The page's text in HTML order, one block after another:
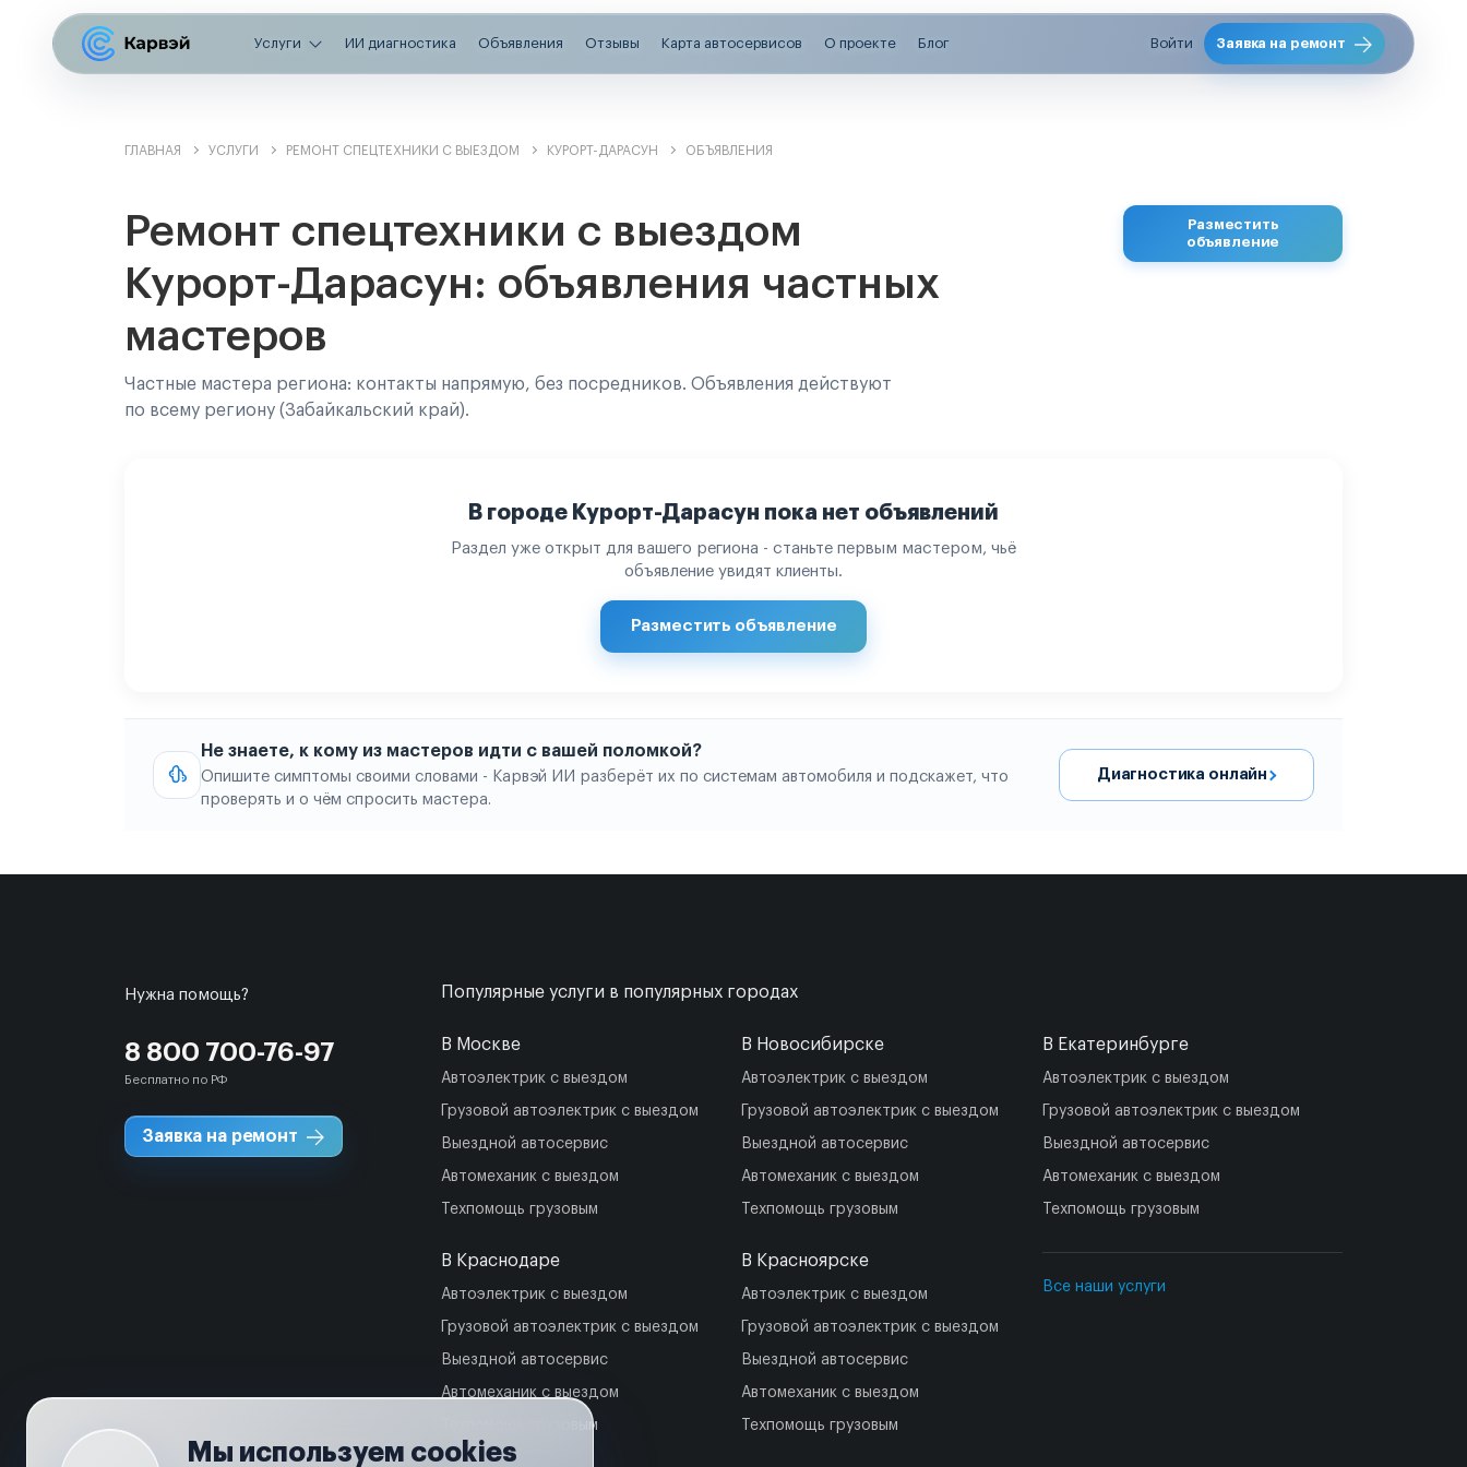
Услуги ИИ диагностика Объявления Отзывы Карта автосервисов О проекте Блог Войти Заявка на ремонт
ГЛАВНАЯ УСЛУГИ РЕМОНТ СПЕЦТЕХНИКИ С ВЫЕЗДОМ КУРОРТ-ДАРАСУН ОБЪЯВЛЕНИЯ
Ремонт спецтехники с выездом
Курорт-Дарасун: объявления частных
мастеров
Частные мастера региона: контакты напрямую, без посредников. Объявления действуют
по всему региону (Забайкальский край).
Разместить
объявление
В городе Курорт-Дарасун пока нет объявлений
Раздел уже открыт для вашего региона - станьте первым мастером, чьё
объявление увидят клиенты.
Разместить объявление
Не знаете, к кому из мастеров идти с вашей поломкой?
Опишите симптомы своими словами - Карвэй ИИ разберёт их по системам автомобиля и подскажет, что
проверять и о чём спросить мастера.
Диагностика онлайн
Нужна помощь?
8 800 700-76-97
Бесплатно по РФ
Заявка на ремонт
Популярные услуги в популярных городах
В Москве
Автоэлектрик с выездом
Грузовой автоэлектрик с выездом
Выездной автосервис
Автомеханик с выездом
Техпомощь грузовым
В Краснодаре
Автоэлектрик с выездом
Грузовой автоэлектрик с выездом
Выездной автосервис
Автомеханик с выездом
Техпомощь грузовым
В Новосибирске
Автоэлектрик с выездом
Грузовой автоэлектрик с выездом
Выездной автосервис
Автомеханик с выездом
Техпомощь грузовым
В Красноярске
Автоэлектрик с выездом
Грузовой автоэлектрик с выездом
Выездной автосервис
Автомеханик с выездом
Техпомощь грузовым
В Екатеринбурге
Автоэлектрик с выездом
Грузовой автоэлектрик с выездом
Выездной автосервис
Автомеханик с выездом
Техпомощь грузовым
Все наши услуги
Мы используем cookies